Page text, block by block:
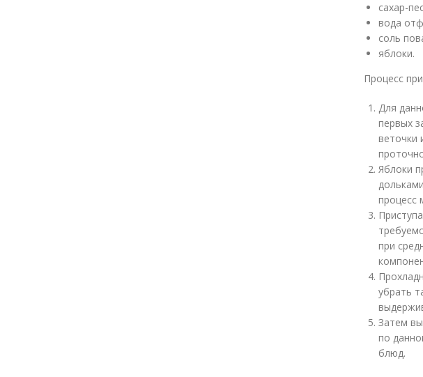
сахар-
вода
соль
яблоки.
Процесс
Для
первых
веточки
Яблоки
процесс
при
убрать
Затем
по
блюд.